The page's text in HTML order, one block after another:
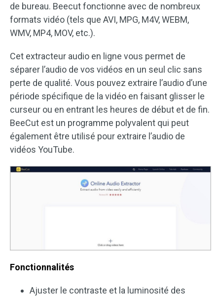
de bureau. Beecut fonctionne avec de nombreux
formats vidéo (tels que AVI, MPG, M4V, WEBM,
WMV, MP4, MOV, etc.).
Cet extracteur audio en ligne vous permet de
séparer l’audio de vos vidéos en un seul clic sans
perte de qualité. Vous pouvez extraire l’audio d’une
période spécifique de la vidéo en faisant glisser le
curseur ou en entrant les heures de début et de fin.
BeeCut est un programme polyvalent qui peut
également être utilisé pour extraire l’audio de
vidéos YouTube.
Fonctionnalités
Ajuster le contraste et la luminosité des